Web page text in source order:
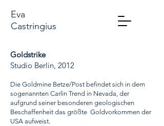
Eva
Castringius
Goldstrike
Studio Berlin, 2012
Die Goldmine Betze/Post befindet sich in dem
sogenannten Carlin Trend in Nevada, der
aufgrund seiner besonderen geologischen
Beschaffenheit das größte Goldvorkommen der
USA aufweist.